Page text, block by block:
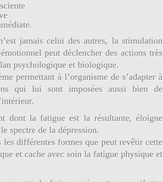
jamais celui des autres, la stimulation
peut déclencher des actions très
psychologique et biologique.
permettant à l’organisme de s’adapter à
qui lui sont imposées aussi bien de
dont la fatigue est la résultante, éloigne
spectre de la dépression.
les différentes formes que peut revêtir cette
et cache avec soin la fatigue physique et